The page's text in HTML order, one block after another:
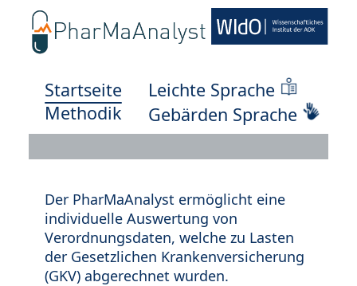
Startseite
Methodik
Leichte Sprache
Gebärden Sprache
Der PharMaAnalyst ermöglicht eine
individuelle Auswertung von
Verordnungsdaten, welche zu Lasten
der Gesetzlichen Krankenversicherung
(GKV) abgerechnet wurden.